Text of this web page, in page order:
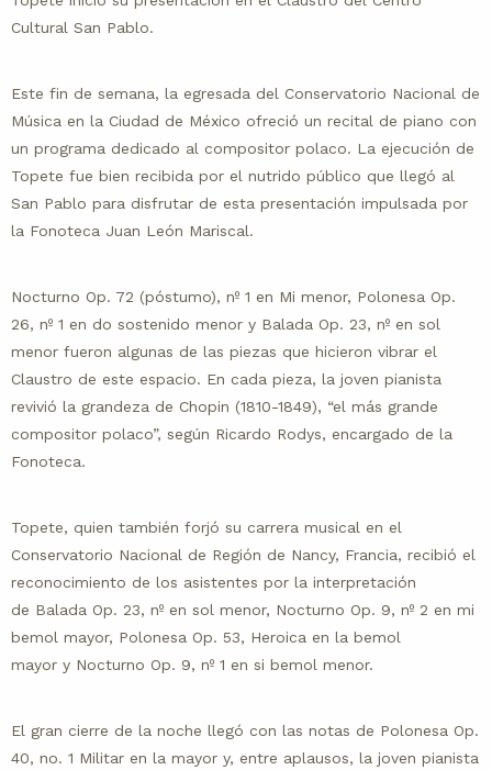
Cultural San Pablo.
Este fin de semana, la egresada del Conservatorio Nacional de
Música en la Ciudad de México ofreció un recital de piano con
un programa dedicado al compositor polaco. La ejecución de
Topete fue bien recibida por el nutrido público que llegó al
San Pablo para disfrutar de esta presentación impulsada por
la Fonoteca Juan León Mariscal.
Nocturno Op. 72 (póstumo), nº 1 en Mi menor, Polonesa Op.
26, nº 1 en do sostenido menor y Balada Op. 23, nº en sol
menor fueron algunas de las piezas que hicieron vibrar el
Claustro de este espacio. En cada pieza, la joven pianista
revivió la grandeza de Chopin (1810-1849), “el más grande
compositor polaco”, según Ricardo Rodys, encargado de la
Fonoteca.
Topete, quien también forjó su carrera musical en el
Conservatorio Nacional de Región de Nancy, Francia, recibió el
reconocimiento de los asistentes por la interpretación
de Balada Op. 23, nº en sol menor, Nocturno Op. 9, nº 2 en mi
bemol mayor, Polonesa Op. 53, Heroica en la bemol
mayor y Nocturno Op. 9, nº 1 en si bemol menor.
El gran cierre de la noche llegó con las notas de Polonesa Op.
40, no. 1 Militar en la mayor y, entre aplausos, la joven pianista